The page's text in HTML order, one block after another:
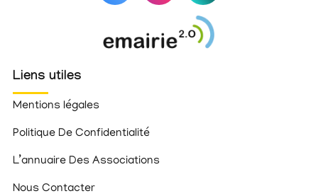
Liens utiles
Mentions légales
Politique De Confidentialité
L’annuaire Des Associations
Nous Contacter